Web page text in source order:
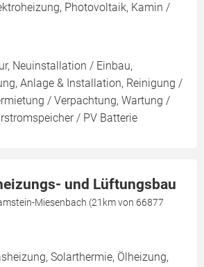
Photovoltaik, Kamin /
Neuinstallation / Einbau,
Anlage & Installation, Reinigung /
/ Verpachtung, Wartung /
/ PV Batterie
und Lüftungsbau
Miesenbach (21km von 66877
Solarthermie, Ölheizung,